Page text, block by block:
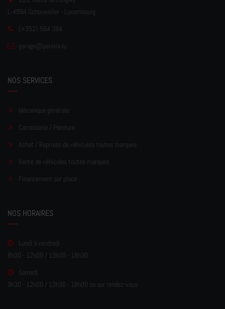
L-4994 Schouweiler - Luxembourg
(+352) 584 384
garage@pereira.lu
NOS SERVICES
Mécanique générale
Carrosserie / Peinture
Achat / Reprises de véhicules toutes marques
Vente de véhicules toutes marques
Financement sur place
NOS HORAIRES
Lundi à vendredi
8h00 - 12h00 / 13h00 - 18h30
Samedi
9h30 - 12h00 / 13h30 - 18h00 ou sur rendez-vous